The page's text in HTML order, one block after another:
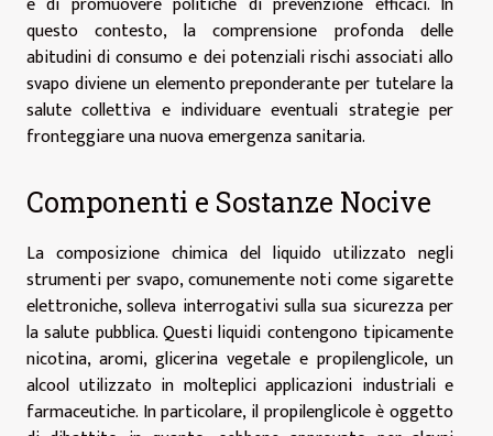
questo contesto, la comprensione profonda delle
abitudini di consumo e dei potenziali rischi associati allo
svapo diviene un elemento preponderante per tutelare la
salute collettiva e individuare eventuali strategie per
fronteggiare una nuova emergenza sanitaria.
Componenti e Sostanze Nocive
La composizione chimica del liquido utilizzato negli
strumenti per svapo, comunemente noti come sigarette
elettroniche, solleva interrogativi sulla sua sicurezza per
la salute pubblica. Questi liquidi contengono tipicamente
nicotina, aromi, glicerina vegetale e propilenglicole, un
alcool utilizzato in molteplici applicazioni industriali e
farmaceutiche. In particolare, il propilenglicole è oggetto